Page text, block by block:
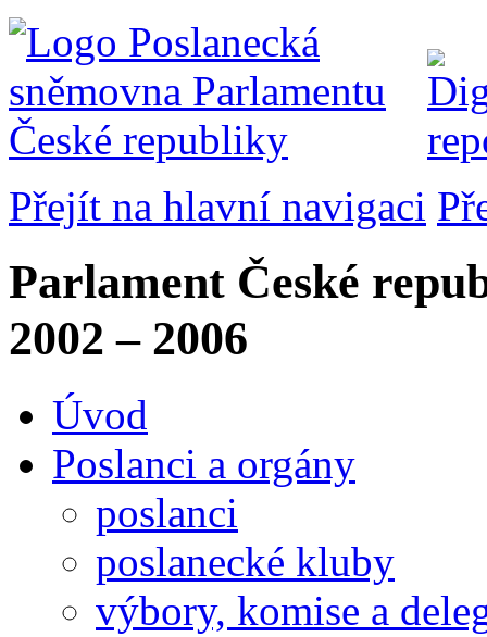
Přejít na hlavní navigaci
Parlament České
2002 – 2006
Úvod
Poslanci a orgány
poslanci
poslanecké kluby
výbory, komise a